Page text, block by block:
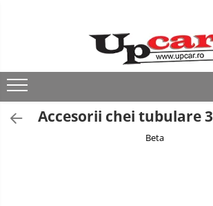
Electrice si Electronice
Electrocasnice Mici
Accesorii chei tubulare
Beta